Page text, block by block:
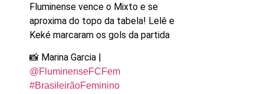
Fluminense vence o Mixto e se
aproxima do topo da tabela! Lelê e
Keké marcaram os gols da partida
📸 Marina Garcia |
@FluminenseFCFem
#BrasileirãoFeminino